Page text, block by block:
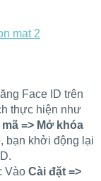
Face ID trên
thực hiện như
mã => Mở khóa
bạn khởi động lại
Vào Cài đặt =>